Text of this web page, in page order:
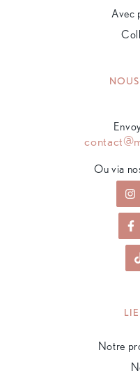
Avec
Ou via
Notre